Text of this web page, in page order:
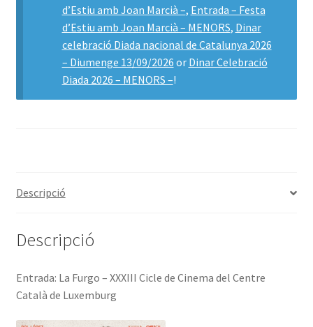
d’Estiu amb Joan Marcià –, Entrada – Festa
d’Estiu amb Joan Marcià – MENORS, Dinar
celebració Diada nacional de Catalunya 2026
– Diumenge 13/09/2026 or Dinar Celebració
Diada 2026 – MENORS –!
Descripció
Descripció
Entrada: La Furgo – XXXIII Cicle de Cinema del Centre
Català de Luxemburg